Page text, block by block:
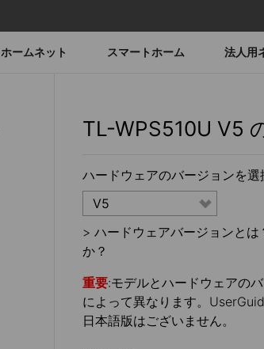
ホームネット スマートホーム 法人用
TL-WPS510U V5
ハードウェアのバージョンを
V5
> ハードウェアバージョンと
か？
重要:モデルとハードウェアの
によって異なります。
日本語版はございません。